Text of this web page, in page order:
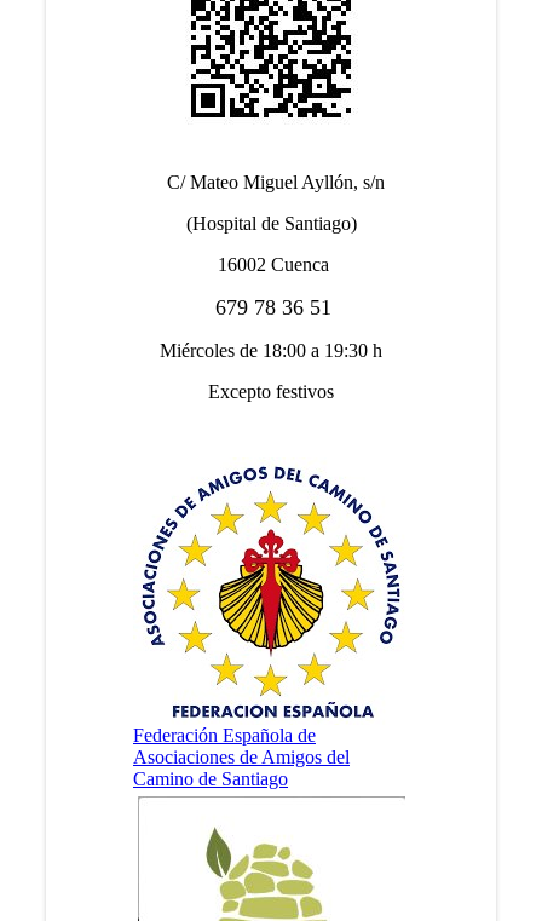
C/ Mateo Miguel Ayllón, s/n
(Hospital de Santiago)
16002 Cuenca
679 78 36 51
Miércoles de 18:00 a 19:30 h
Excepto festivos
Federación Española de
Asociaciones de Amigos del
Camino de Santiago